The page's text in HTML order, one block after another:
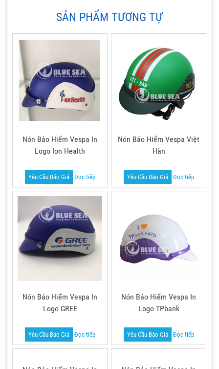
SẢN PHẨM TƯƠNG TỰ
Nón Bảo Hiểm Vespa In
Logo Ion Health
Yêu Cầu Báo Giá Đọc tiếp
Nón Bảo Hiểm Vespa Việt
Hàn
Yêu Cầu Báo Giá Đọc tiếp
Nón Bảo Hiểm Vespa In
Logo GREE
Yêu Cầu Báo Giá Đọc tiếp
Nón Bảo Hiểm Vespa In
Logo TPbank
Yêu Cầu Báo Giá Đọc tiếp